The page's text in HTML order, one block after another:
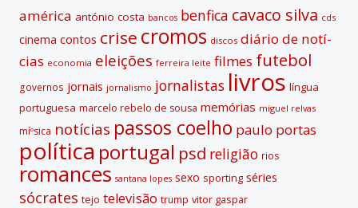
américa antónio costa bancos benfica cavaco silva cds
cinema contos crise cromos discos diário de notí­
cias economia eleições ferreira leite filmes futebol
governos jornais jornalismo jornalistas livros lí­ngua
portuguesa marcelo rebelo de sousa memórias miguel relvas
míºsica notí­cias passos coelho paulo portas
polí­tica portugal psd religião rios
romances santana lopes sexo sporting séries
sócrates tejo televisão trump vitor gaspar